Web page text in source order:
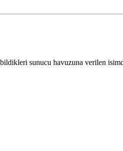
sunucu havuzuna verilen